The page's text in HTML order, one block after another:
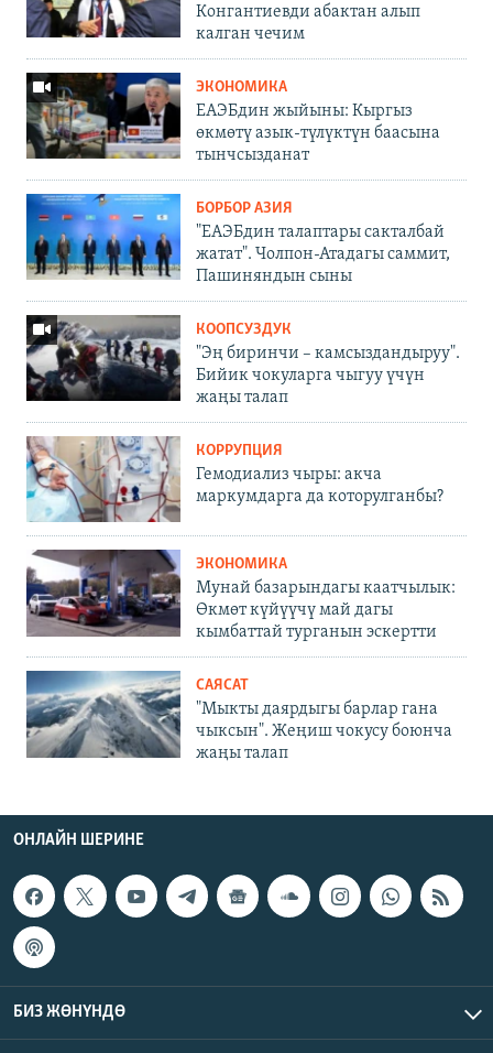
Конгантиевди абактан алып
калган чечим
ЭКОНОМИКА
ЕАЭБдин жыйыны: Кыргыз
өкмөтү азык-түлүктүн баасына
тынчсызданат
БОРБОР АЗИЯ
"ЕАЭБдин талаптары сакталбай
жатат". Чолпон-Атадагы саммит,
Пашиняндын сыны
КООПСУЗДУК
"Эң биринчи – камсыздандыруу".
Бийик чокуларга чыгуу үчүн
жаңы талап
КОРРУПЦИЯ
Гемодиализ чыры: акча
маркумдарга да которулганбы?
ЭКОНОМИКА
Мунай базарындагы каатчылык:
Өкмөт күйүүчү май дагы
кымбаттай турганын эскертти
САЯСАТ
"Мыкты даярдыгы барлар гана
чыксын". Жеңиш чокусу боюнча
жаңы талап
ОНЛАЙН ШЕРИНЕ
БИЗ ЖӨНҮНДӨ